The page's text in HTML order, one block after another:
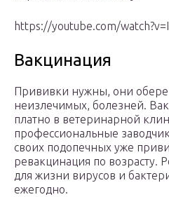
https://youtube.com/
Вакцинация
Прививки нужны, они
неизлечимых, болезней.
платно в ветеринарной
профессиональные
своих подопечных уже
ревакцинация по возрасту.
для жизни вирусов и
ежегодно.